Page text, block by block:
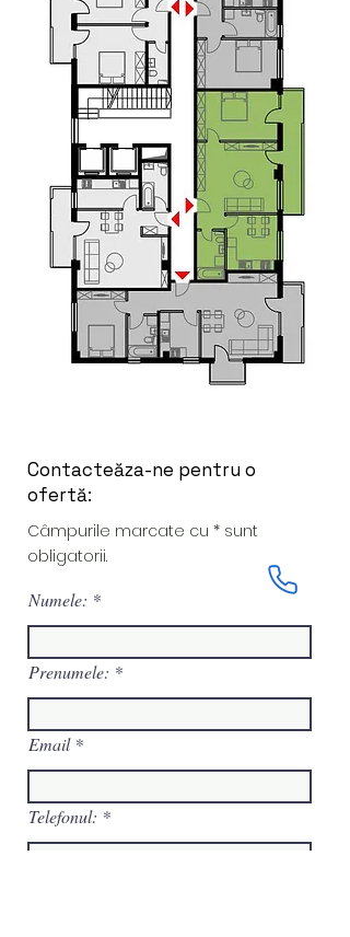
Contacteăza-ne pentru o
ofertă:
Câmpurile marcate cu * sunt
obligatorii.
Numele:
Prenumele:
Email
Telefonul: